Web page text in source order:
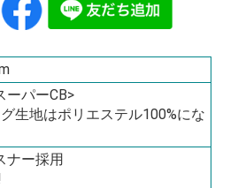
ーパーCB>
生地はポリエステル100%にな
ナー採用